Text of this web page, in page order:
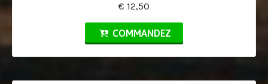
€ 12,50
COMMANDEZ